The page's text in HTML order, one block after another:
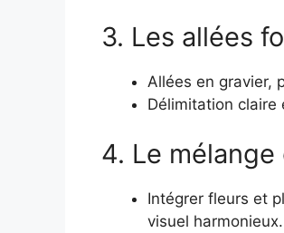
3. Les allées
Allées en gravier,
Délimitation
4. Le
Intégrer fleurs et
visuel harmonieux.